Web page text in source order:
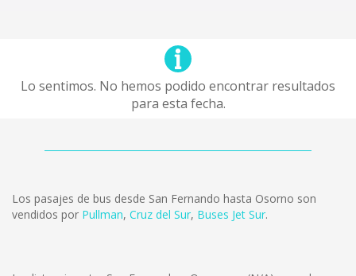
Lo sentimos. No hemos podido encontrar resultados
para esta fecha.
Los pasajes de bus desde San Fernando hasta Osorno son
vendidos por Pullman, Cruz del Sur, Buses Jet Sur.